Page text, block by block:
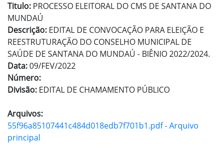
Titulo: PROCESSO ELEITORAL DO CMS DE SANTANA DO
MUNDAÚ
Descrição: EDITAL DE CONVOCAÇÃO PARA ELEIÇÃO E
REESTRUTURAÇÃO DO CONSELHO MUNICIPAL DE
SAÚDE DE SANTANA DO MUNDAÚ - BIÊNIO 2022/2024.
Data:09/FEV/2022
Número:
Divisão: EDITAL DE CHAMAMENTO PÚBLICO
Arquivos:
55f96a85107441c484d018edb7f701b1.pdf - Arquivo
principal